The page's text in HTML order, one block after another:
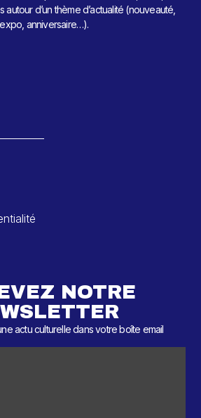
d’un thème d’actualité (nouveauté,
expo, anniversaire…).
NOTRE
actu culturelle dans votre boîte email